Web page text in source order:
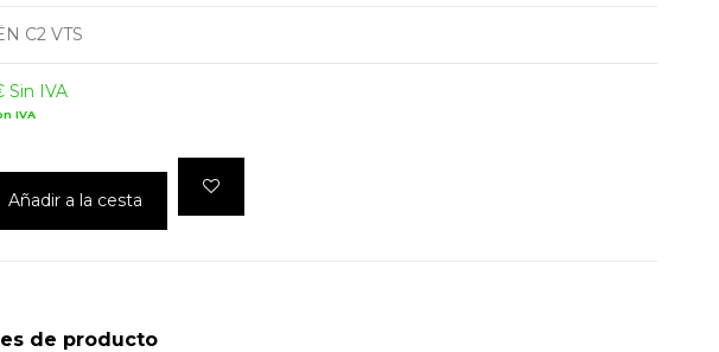
C2 VTS
Sin IVA
IVA
Añadir a la cesta
de producto